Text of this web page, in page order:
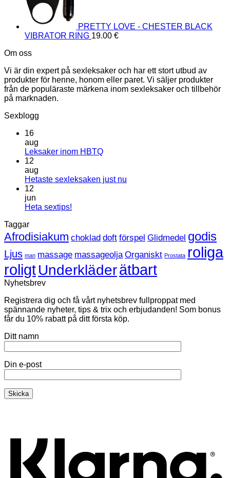
PRETTY LOVE - CHESTER BLACK
VIBRATOR RING 19.00 €
Om oss
Vi är din expert på sexleksaker och har ett stort utbud av
produkter för henne, honom eller paret. Vi säljer produkter
från de populäraste märkena inom sexleksaker och tillbehör
på marknaden.
Sexblogg
16
aug
Leksaker inom HBTQInga
Leksaker
12
aug
Hetaste sexleksaken just nu
12
jun
Heta sextips!
Heta
sextips!
Taggar
Afrodisiakum choklad doft förspel Glidmedel godis
Ljus man massage massageolja Organiskt Prostata roliga
roligtUnderkläderätbart
Nyhetsbrev
Registrera dig och få vårt nyhetsbrev fullproppat med
spännande nyheter, tips & trix och erbjudanden! Som bonus
får du 10% rabatt på ditt första köp.
Ditt namn
Din e-post